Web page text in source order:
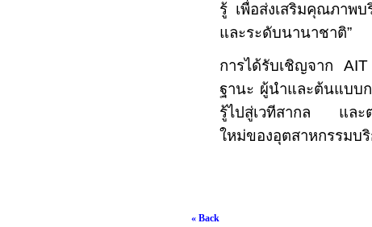
รู้ เพื่อส่งเสริมคุณภาพบ
และระดับนานาชาติ”
การได้รับเชิญจากAIT
ฐานะ ผู้นำและต้นแบบ
รู้ไปสู่เวทีสากล และต
ใหม่ของอุตสาหกรรมบ
« Back